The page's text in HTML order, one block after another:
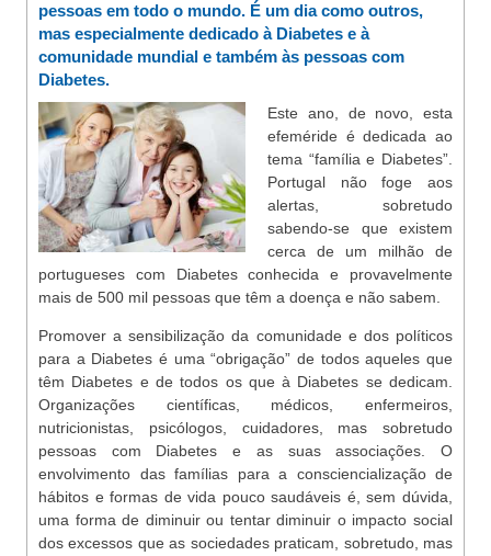
pessoas em todo o mundo. É um dia como outros,
mas especialmente dedicado à Diabetes e à
comunidade mundial e também às pessoas com
Diabetes.
Este ano, de novo, esta
efeméride é dedicada ao
tema “família e Diabetes”.
Portugal não foge aos
alertas, sobretudo
sabendo-se que existem
cerca de um milhão de
portugueses com Diabetes conhecida e provavelmente
mais de 500 mil pessoas que têm a doença e não sabem.
Promover a sensibilização da comunidade e dos políticos
para a Diabetes é uma “obrigação” de todos aqueles que
têm Diabetes e de todos os que à Diabetes se dedicam.
Organizações científicas, médicos, enfermeiros,
nutricionistas, psicólogos, cuidadores, mas sobretudo
pessoas com Diabetes e as suas associações. O
envolvimento das famílias para a consciencialização de
hábitos e formas de vida pouco saudáveis é, sem dúvida,
uma forma de diminuir ou tentar diminuir o impacto social
dos excessos que as sociedades praticam, sobretudo, mas